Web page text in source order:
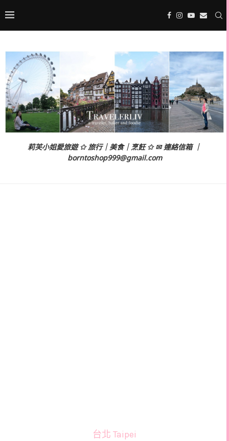
莉芙小姐愛旅遊 ✩ 旅行｜美食｜烹飪 ✩ ✉ 連絡信箱 ｜
borntoshop999@gmail.com
台北 Taipei